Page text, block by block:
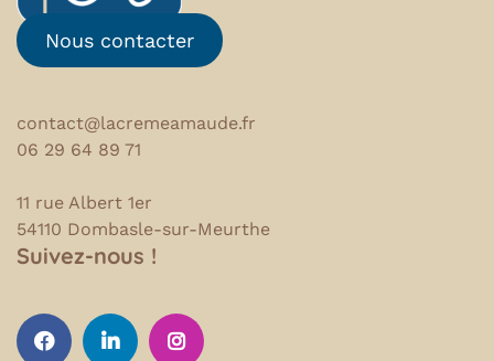
Nous contacter
contact@lacremeamaude.fr
06 29 64 89 71
11 rue Albert 1er
54110 Dombasle-sur-Meurthe
Suivez-nous !